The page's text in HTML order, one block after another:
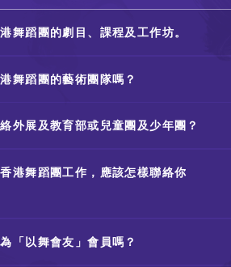
舞蹈團的劇目、課程及工作坊。
舞蹈團的藝術團隊嗎？
外展及教育部或兒童團及少年團？
港舞蹈團工作，應該怎樣聯絡你
「以舞會友」會員嗎？